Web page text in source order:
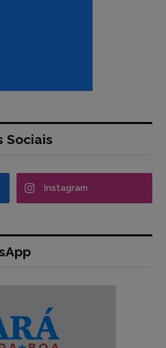
Sociais
Instagram